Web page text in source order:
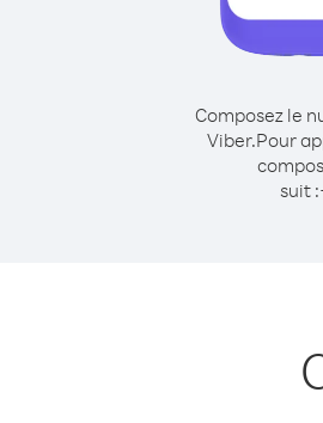
Composez le
Viber.Pour
suit :